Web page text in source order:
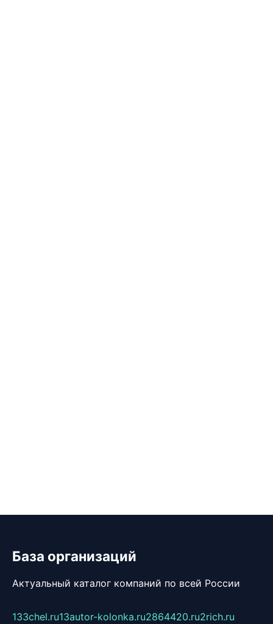
База организаций
Актуальный каталог компаний по всей России
133chel.ru13autor-kolonka.ru2864420.ru2rich.ru